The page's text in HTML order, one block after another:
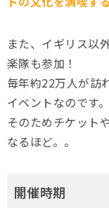
また、イギリス以
楽隊も参加！
毎年約22万人が訪
イベントなのです。
そのためチケット
なるほど。。
開催時期